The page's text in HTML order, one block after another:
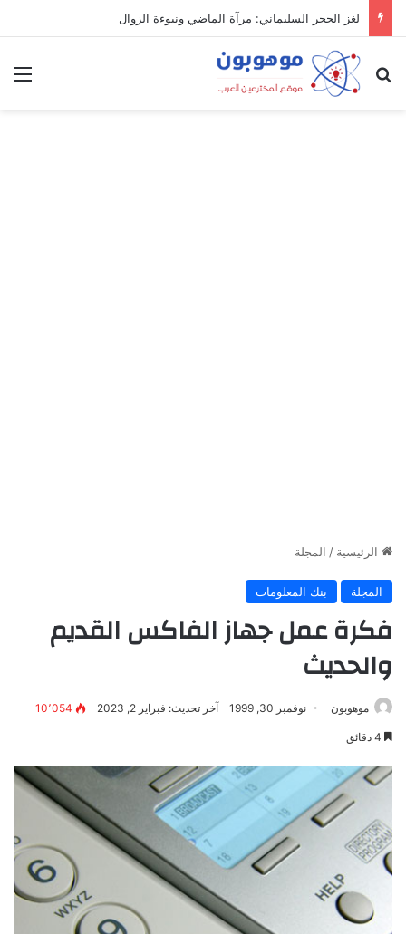
لغز الحجر السليماني: مرآة الماضي ونبوءة الزوال
بحث عن
الرئيسية / المجلة
المجلة بنك المعلومات
فكرة عمل جهاز الفاكس القديم
والحديث
موهوبون نوفمبر 30, 1999 آخر تحديث: فبراير 2, 2023 10٬054